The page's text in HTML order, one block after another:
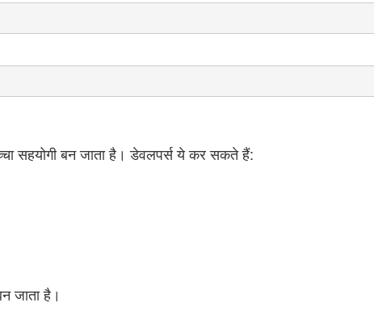
सहयोगी बन जाता है। डेवलपर्स ये कर सकते हैं:
जाता है।